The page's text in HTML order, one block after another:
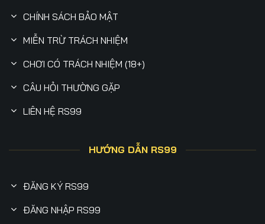
CHÍNH SÁCH BẢO MẬT
MIỄN TRỪ TRÁCH NHIỆM
CHƠI CÓ TRÁCH NHIỆM (18+)
CÂU HỎI THƯỜNG GẶP
LIÊN HỆ RS99
HƯỚNG DẪN RS99
ĐĂNG KÝ RS99
ĐĂNG NHẬP RS99